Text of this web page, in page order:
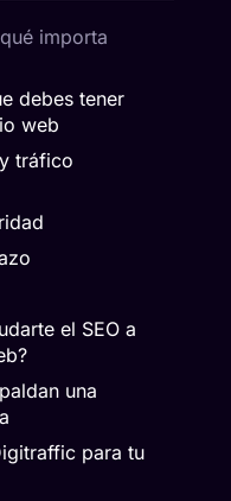
importa
debes tener
web
tráfico
el SEO a
una
para tu